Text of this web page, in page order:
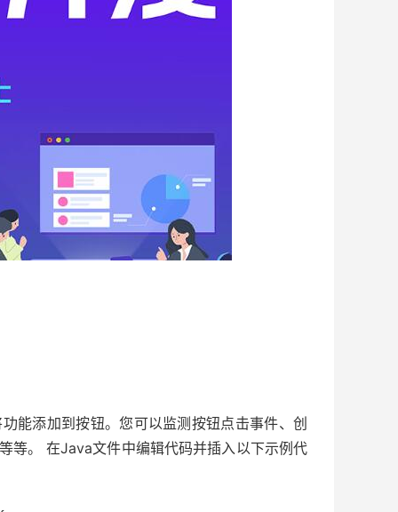
能添加到按钮。您可以监测按钮点击事件、创
等。 在Java文件中编辑代码并插入以下示例代